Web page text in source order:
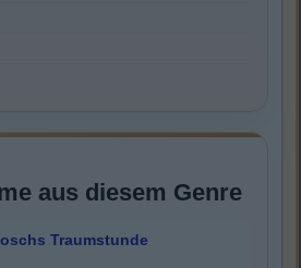
aus diesem Genre
Traumstunde